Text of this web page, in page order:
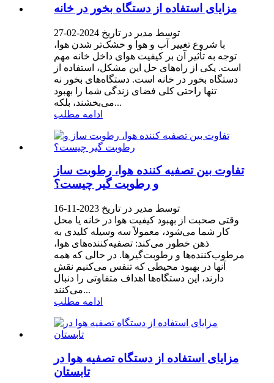
مزایای استفاده از دستگاه بخور در خانه
توسط مدیر در تاریخ 2024-02-27
با شروع تغییر آب و هوا و خشک‌تر شدن هوا،
توجه به تأثیر آن بر کیفیت هوای داخل خانه مهم
است. یکی از راه‌های حل این مشکل، استفاده از
دستگاه بخور در خانه است. دستگاه‌های بخور نه
تنها راحتی کلی فضای زندگی شما را بهبود
می‌بخشند، بلکه...
ادامه مطلب
تفاوت بین تصفیه کننده هوا، رطوبت ساز
و رطوبت گیر چیست؟
توسط مدیر در تاریخ 2023-11-16
وقتی صحبت از بهبود کیفیت هوا در خانه یا محل
کار شما می‌شود، معمولاً سه وسیله کلیدی به
ذهن خطور می‌کند: تصفیه‌کننده‌های هوا،
مرطوب‌کننده‌ها و رطوبت‌گیرها. در حالی که همه
آنها در بهبود محیطی که تنفس می‌کنیم نقش
دارند، این دستگاه‌ها اهداف متفاوتی را دنبال
می‌کنند...
ادامه مطلب
مزایای استفاده از دستگاه تصفیه هوا در
تابستان